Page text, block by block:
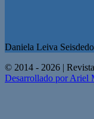
Daniela Leiva
© 2014 - 2026 |
Desarrollado por Ariel